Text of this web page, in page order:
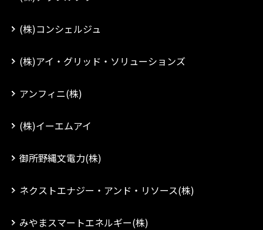
(株)コンシェルジュ
(株)アイ・グリッド・ソリューションズ
アンフィニ(株)
(株)イーエムアイ
御所野縄文電力(株)
ネクストエナジー・アンド・リソース(株)
みやまスマートエネルギー(株)